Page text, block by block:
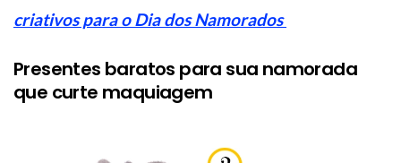
criativos para o Dia dos Namorados
Presentes baratos para sua namorada
que curte maquiagem